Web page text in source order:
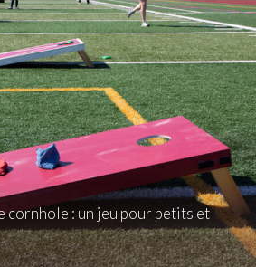
cornhole : un jeu pour petits et